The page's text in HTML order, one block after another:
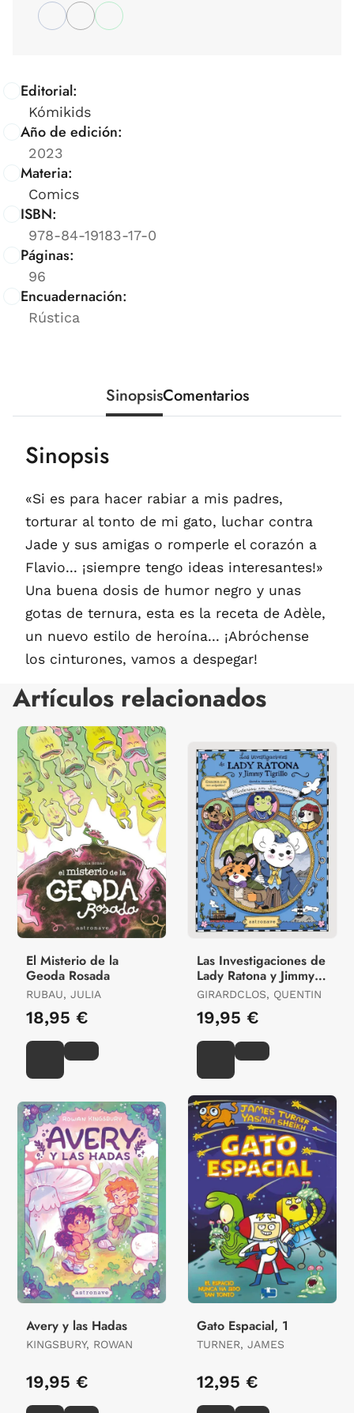
Editorial:
Kómikids
Año de edición:
2023
Materia:
Comics
ISBN:
978-84-19183-17-0
Páginas:
96
Encuadernación:
Rústica
SinopsisComentarios
Sinopsis
«Si es para hacer rabiar a mis padres,
torturar al tonto de mi gato, luchar contra
Jade y sus amigas o romperle el corazón a
Flavio... ¡siempre tengo ideas interesantes!»
Una buena dosis de humor negro y unas
gotas de ternura, esta es la receta de Adèle,
un nuevo estilo de heroína... ¡Abróchense
los cinturones, vamos a despegar!
Artículos relacionados
El Misterio de la
Geoda Rosada
RUBAU, JULIA
18,95 €
Las Investigaciones de
Lady Ratona y Jimmy
Tigrillo
GIRARDCLOS, QUENTIN
19,95 €
Avery y las Hadas
KINGSBURY, ROWAN
19,95 €
Gato Espacial, 1
TURNER, JAMES
12,95 €